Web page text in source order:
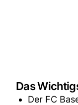
Das
Der FC